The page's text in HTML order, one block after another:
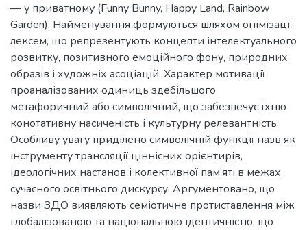
— у приватному (Funny Bunny, Happy Land, Rainbow
Garden). Найменування формуються шляхом онімізації
лексем, що репрезентують концепти інтелектуального
розвитку, позитивного емоційного фону, природних
образів і художніх асоціацій. Характер мотивації
проаналізованих одиниць здебільшого
метафоричний або символічний, що забезпечує їхню
конотативну насиченість і культурну релевантність.
Особливу увагу приділено символічній функції назв як
інструменту трансляції ціннісних орієнтирів,
ідеологічних настанов і колективної пам’яті в межах
сучасного освітнього дискурсу. Аргументовано, що
назви ЗДО виявляють семіотичне протиставлення між
глобалізованою та національною ідентичністю, що